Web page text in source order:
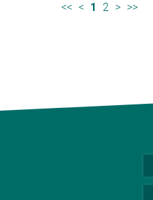
<< < 1 2 > >>